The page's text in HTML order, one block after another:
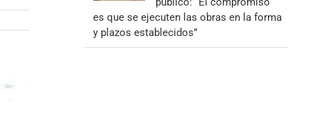
es que se ejecuten las obras en la forma
y plazos establecidos”